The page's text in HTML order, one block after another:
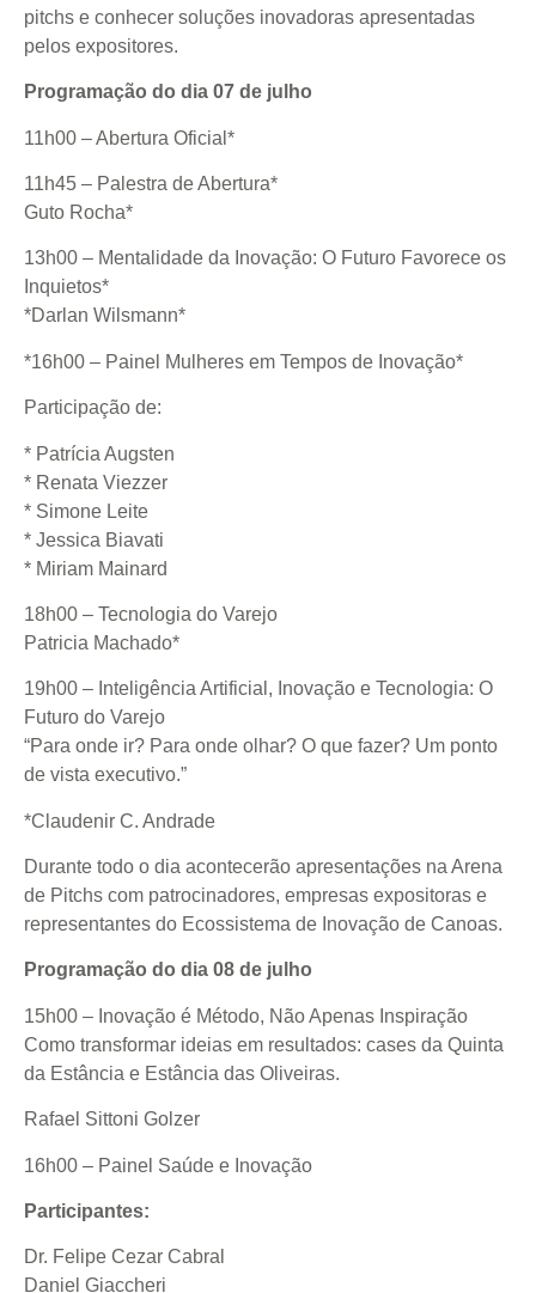
pitchs e conhecer soluções inovadoras apresentadas
pelos expositores.
Programação do dia 07 de julho
11h00 – Abertura Oficial*
11h45 – Palestra de Abertura*
Guto Rocha*
13h00 – Mentalidade da Inovação: O Futuro Favorece os
Inquietos*
*Darlan Wilsmann*
*16h00 – Painel Mulheres em Tempos de Inovação*
Participação de:
* Patrícia Augsten
* Renata Viezzer
* Simone Leite
* Jessica Biavati
* Miriam Mainard
18h00 – Tecnologia do Varejo
Patricia Machado*
19h00 – Inteligência Artificial, Inovação e Tecnologia: O
Futuro do Varejo
“Para onde ir? Para onde olhar? O que fazer? Um ponto
de vista executivo.”
*Claudenir C. Andrade
Durante todo o dia acontecerão apresentações na Arena
de Pitchs com patrocinadores, empresas expositoras e
representantes do Ecossistema de Inovação de Canoas.
Programação do dia 08 de julho
15h00 – Inovação é Método, Não Apenas Inspiração
Como transformar ideias em resultados: cases da Quinta
da Estância e Estância das Oliveiras.
Rafael Sittoni Golzer
16h00 – Painel Saúde e Inovação
Participantes:
Dr. Felipe Cezar Cabral
Daniel Giaccheri